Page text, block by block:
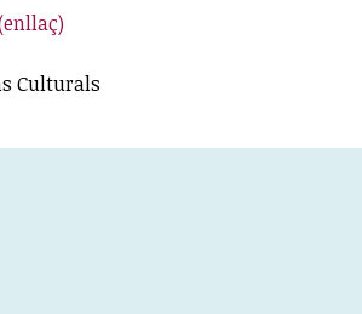
Culturals